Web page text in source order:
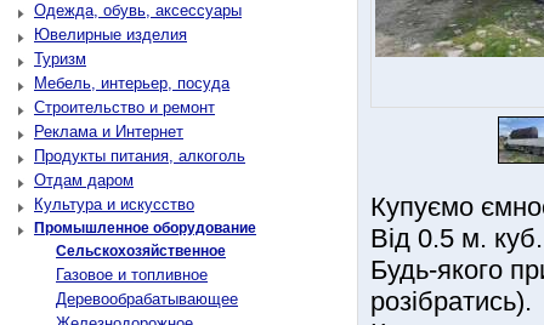
Одежда, обувь, аксессуары
Ювелирные изделия
Туризм
Мебель, интерьер, посуда
Строительство и ремонт
Реклама и Интернет
Продукты питания, алкоголь
Отдам даром
Культура и искусство
Промышленное оборудование
Сельскохозяйственное
Газовое и топливное
Деревообрабатывающее
Купуємо
Від 0.5 м.
Будь-якого
розібратись).